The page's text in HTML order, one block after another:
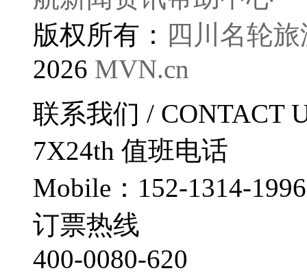
版权所有： 四川名轮
2026 MVN.cn
联系我们 / CONTACT
7X24th 值班电话
Mobile：152-1314-1996
订票热线
400-0080-620